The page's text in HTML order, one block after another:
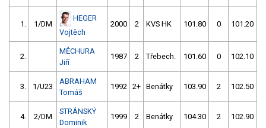
1. 1/DM
HEGER
Vojtěch
2000 2 KVS HK 101.80 0 101.20
2.
MĚCHURA
Jiří
1987 2 Třebech. 101.60 0 102.10
3. 1/U23
ABRAHAM
Tomáš
1992 2+ Benátky 103.90 2 102.50
4. 2/DM
STRÁNSKÝ
Dominik
1999 2 Benátky 104.30 2 102.90